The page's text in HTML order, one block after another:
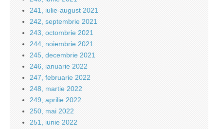
241, iulie-august 2021
242, septembrie 2021
243, octombrie 2021
244, noiembrie 2021
245, decembrie 2021
246, ianuarie 2022
247, februarie 2022
248, martie 2022
249, aprilie 2022
250, mai 2022
251, iunie 2022